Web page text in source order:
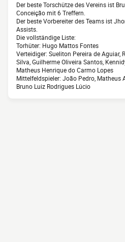
Der beste Torschütze des Vereins ist
Conceição mit 6 Treffern.
Der beste Vorbereiter des Teams ist
Assists.
Die vollständige Liste:
Torhüter: Hugo Mattos Fontes
Verteidiger: Sueliton Pereira de Aguiar,
Silva, Guilherme Oliveira Santos,
Matheus Henrique do Carmo Lopes
Mittelfeldspieler: João Pedro, Matheus
Bruno Luiz Rodrigues Lúcio